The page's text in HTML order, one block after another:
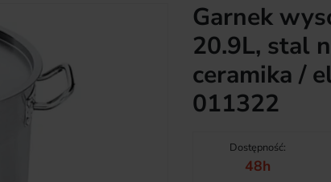
Garnek
20.9L, stal
ceramika /
011322
Dostępność:
48h